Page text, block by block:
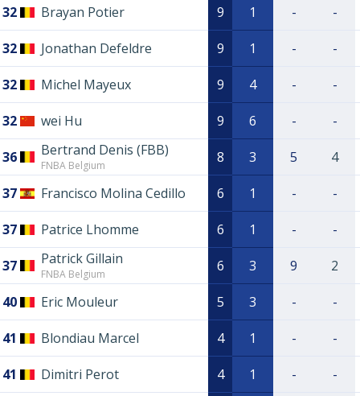
32 Brayan Potier 9 1 - -
32 Jonathan Defeldre 9 1 - -
32 Michel Mayeux 9 4 - -
32 wei Hu 9 6 - -
36 Bertrand Denis (FBB)
FNBA Belgium 8 3 5 4
37 Francisco Molina Cedillo 6 1 - -
37 Patrice Lhomme 6 1 - -
37 Patrick Gillain
FNBA Belgium 6 3 9 2
40 Eric Mouleur 5 3 - -
41 Blondiau Marcel 4 1 - -
41 Dimitri Perot 4 1 - -